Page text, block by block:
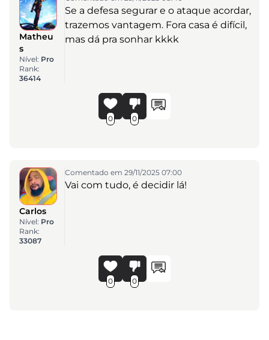
Matheu
s
Nível: Pro
Rank:
36414
Se a defesa segurar e o ataque acordar,
trazemos vantagem. Fora casa é difícil,
mas dá pra sonhar kkkk
0 0
Carlos
Nível: Pro
Rank:
33087
Comentado em 29/11/2025 07:00
Vai com tudo, é decidir lá!
0 0